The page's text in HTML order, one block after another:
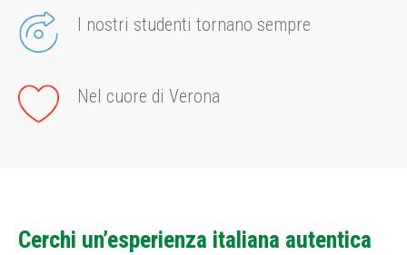
I nostri studenti tornano sempre
Nel cuore di Verona
Cerchi un’esperienza italiana autentica